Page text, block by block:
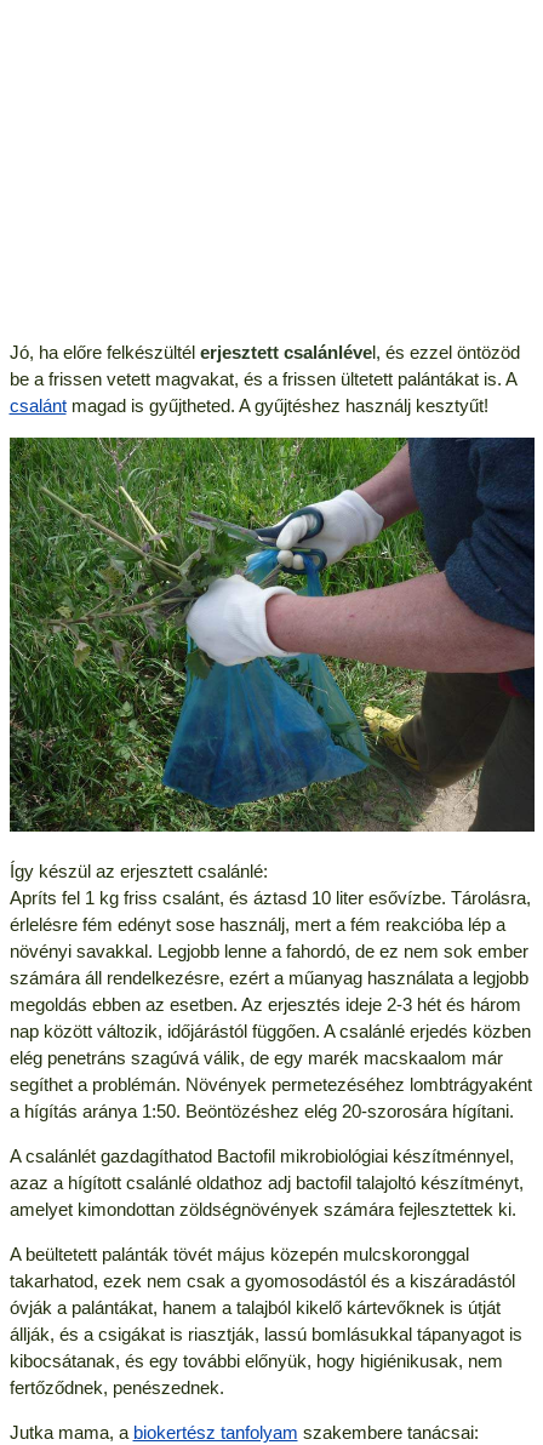
Jó, ha előre felkészültél erjesztett csalánlével, és ezzel öntözöd
be a frissen vetett magvakat, és a frissen ültetett palántákat is. A
csalántmagad is gyűjtheted. A gyűjtéshez használj kesztyűt!
Így készül az erjesztett csalánlé:
Apríts fel 1 kg friss csalánt, és áztasd 10 liter esővízbe. Tárolásra,
érlelésre fém edényt sose használj, mert a fém reakcióba lép a
növényi savakkal. Legjobb lenne a fahordó, de ez nem sok ember
számára áll rendelkezésre, ezért a műanyag használata a legjobb
megoldás ebben az esetben. Az erjesztés ideje 2-3 hét és három
nap között változik, időjárástól függően. A csalánlé erjedés közben
elég penetráns szagúvá válik, de egy marék macskaalom már
segíthet a problémán. Növények permetezéséhez lombtrágyaként
a hígítás aránya 1:50. Beöntözéshez elég 20-szorosára hígítani.
A csalánlét gazdagíthatod Bactofil mikrobiológiai készítménnyel,
azaz a hígított csalánlé oldathoz adj bactofil talajoltó készítményt,
amelyet kimondottan zöldségnövények számára fejlesztettek ki.
A beültetett palánták tövét május közepén mulcskoronggal
takarhatod, ezek nem csak a gyomosodástól és a kiszáradástól
óvják a palántákat, hanem a talajból kikelő kártevőknek is útját
állják, és a csigákat is riasztják, lassú bomlásukkal tápanyagot is
kibocsátanak, és egy további előnyük, hogy higiénikusak, nem
fertőződnek, penészednek.
Jutka mama, a biokertész tanfolyam szakembere tanácsai: